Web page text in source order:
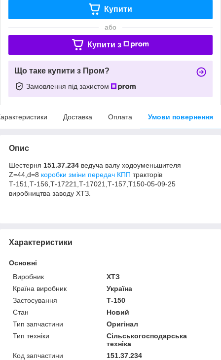
Купити
або
Купити з
Що таке купити з Пром?
Замовлення під захистом
Доставка Оплата Умови повернення
Опис
Шестерня 151.37.234 ведуча валу ходоуменьшителя
Z=44,d=8 коробки зміни передач КПП тракторів
Т-151,Т-156,Т-17221,Т-17021,Т-157,Т150-05-09-25
виробництва заводу ХТЗ.
Характеристики
Основні
Виробник
ХТЗ
Країна виробник
Україна
Застосування
Т-150
Стан
Новий
Тип запчастини
Оригінал
Тип техніки
Сільськогосподарська
техніка
Код запчастини
151.37.234